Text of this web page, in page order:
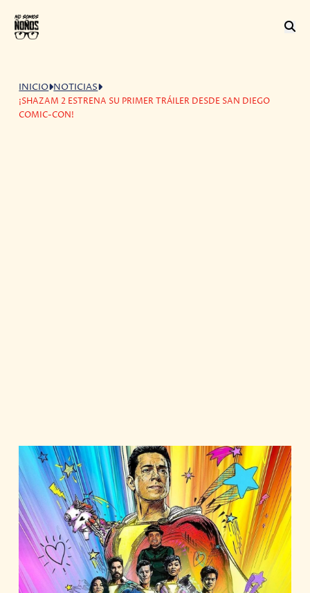
INICIO NOTICIAS
¡SHAZAM 2 ESTRENA SU PRIMER TRÁILER DESDE SAN DIEGO
COMIC-CON!